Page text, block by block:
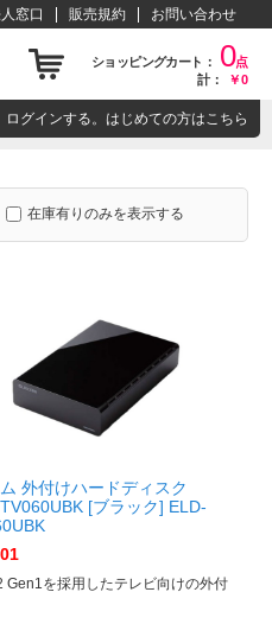
窓口 販売規約 お問い合わせ
ショッピングカート： 0点
計：
￥0
ログインする。はじめての方はこちら
在庫有りのみを表示する
外付けハードディスク
[ブラック] ELD-
Gen1を採用したテレビ向けの外付